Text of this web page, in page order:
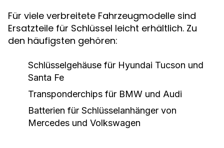
Für viele verbreitete Fahrzeugmodelle sind
Ersatzteile für Schlüssel leicht erhältlich. Zu
den häufigsten gehören:
Schlüsselgehäuse für Hyundai Tucson und
Santa Fe
Transponderchips für BMW und Audi
Batterien für Schlüsselanhänger von
Mercedes und Volkswagen